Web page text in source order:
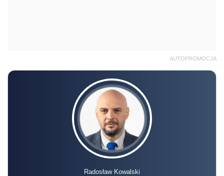
AUTOPROMOCJA
Radosław Kowalski